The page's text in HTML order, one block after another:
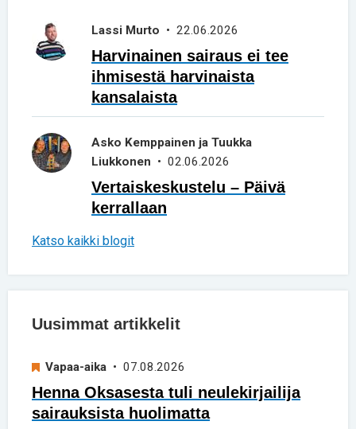
Lassi Murto • 22.06.2026
Harvinainen sairaus ei tee
ihmisestä harvinaista
kansalaista
Asko Kemppainen ja Tuukka
Liukkonen • 02.06.2026
Vertaiskeskustelu – Päivä
kerrallaan
Katso kaikki blogit
Uusimmat artikkelit
Vapaa-aika • 07.08.2026
Henna Oksasesta tuli neulekirjailija
sairauksista huolimatta